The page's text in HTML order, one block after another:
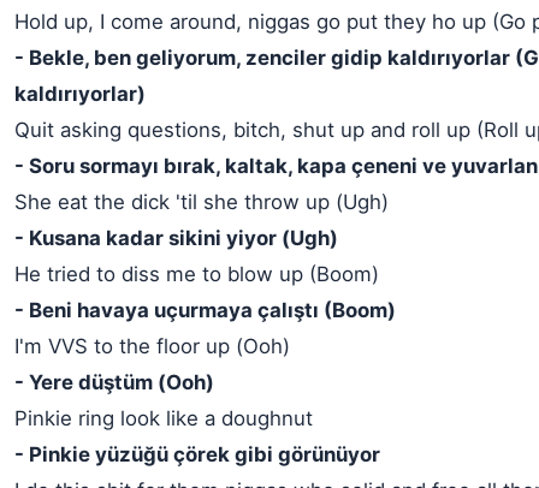
Hold up, I come around, niggas go put they ho up (Go
- Bekle, ben geliyorum, zenciler gidip kaldırıyorlar
kaldırıyorlar)
Quit asking questions, bitch, shut up and roll up (Roll
- Soru sormayı bırak, kaltak, kapa çeneni ve
She eat the dick 'til she throw up (Ugh)
- Kusana kadar sikini yiyor (Ugh)
He tried to diss me to blow up (Boom)
- Beni havaya uçurmaya çalıştı (Boom)
I'm VVS to the floor up (Ooh)
- Yere düştüm (Ooh)
Pinkie ring look like a doughnut
- Pinkie yüzüğü çörek gibi görünüyor